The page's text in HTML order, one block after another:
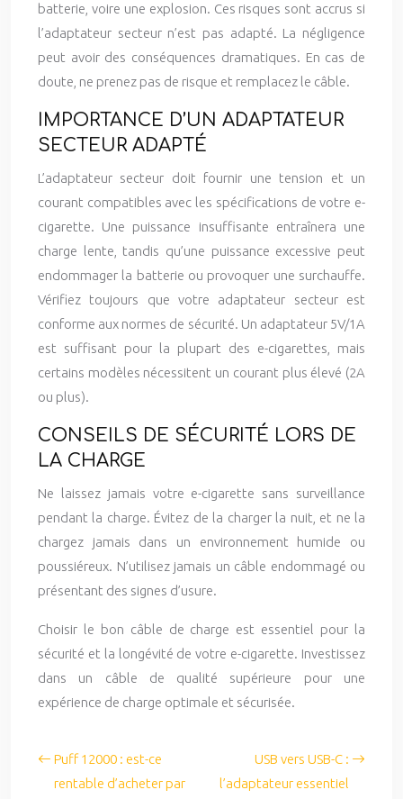
batterie, voire une explosion. Ces risques sont accrus si
l’adaptateur secteur n’est pas adapté. La négligence
peut avoir des conséquences dramatiques. En cas de
doute, ne prenez pas de risque et remplacez le câble.
IMPORTANCE D’UN ADAPTATEUR
SECTEUR ADAPTÉ
L’adaptateur secteur doit fournir une tension et un
courant compatibles avec les spécifications de votre e-
cigarette. Une puissance insuffisante entraînera une
charge lente, tandis qu’une puissance excessive peut
endommager la batterie ou provoquer une surchauffe.
Vérifiez toujours que votre adaptateur secteur est
conforme aux normes de sécurité. Un adaptateur 5V/1A
est suffisant pour la plupart des e-cigarettes, mais
certains modèles nécessitent un courant plus élevé (2A
ou plus).
CONSEILS DE SÉCURITÉ LORS DE
LA CHARGE
Ne laissez jamais votre e-cigarette sans surveillance
pendant la charge. Évitez de la charger la nuit, et ne la
chargez jamais dans un environnement humide ou
poussiéreux. N’utilisez jamais un câble endommagé ou
présentant des signes d’usure.
Choisir le bon câble de charge est essentiel pour la
sécurité et la longévité de votre e-cigarette. Investissez
dans un câble de qualité supérieure pour une
expérience de charge optimale et sécurisée.
Puff 12000 : est-ce
rentable d’acheter par
USB vers USB-C :
l’adaptateur essentiel